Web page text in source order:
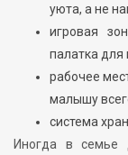
уюта, а не
игровая
палатка
рабочее
малышу
система
Иногда в семье